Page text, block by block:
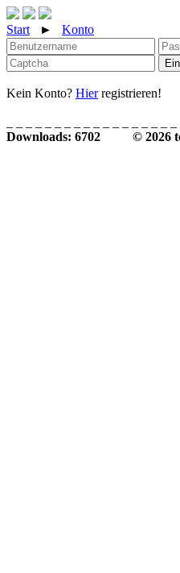
Start ► Konto
Kein Konto? Hierregistrieren!
Downloads: 6702 © 2026